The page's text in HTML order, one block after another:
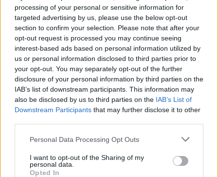
processing of your personal or sensitive information for
targeted advertising by us, please use the below opt-out
section to confirm your selection. Please note that after your
opt-out request is processed you may continue seeing
interest-based ads based on personal information utilized by
us or personal information disclosed to third parties prior to
your opt-out. You may separately opt-out of the further
disclosure of your personal information by third parties on the
IAB’s list of downstream participants. This information may
also be disclosed by us to third parties on the IAB’s List of
Downstream Participants that may further disclose it to other
Personal Data Processing Opt Outs
I want to opt-out of the Sharing of my
personal data.
Opted In
ALTRE NOTIZIE DI LAVENO MOMBELLO